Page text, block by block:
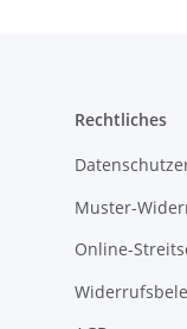
Rechtliches
Muster-
Online-